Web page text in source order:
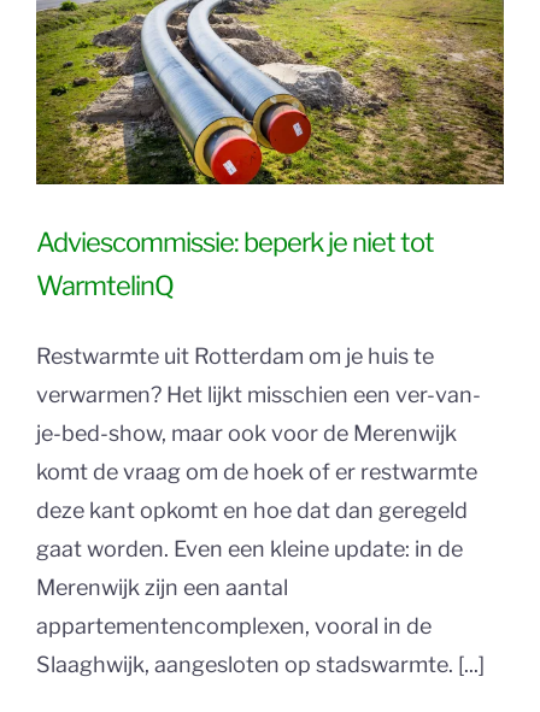
Adviescommissie: beperk je niet tot
WarmtelinQ
Restwarmte uit Rotterdam om je huis te
verwarmen? Het lijkt misschien een ver-van-
je-bed-show, maar ook voor de Merenwijk
komt de vraag om de hoek of er restwarmte
deze kant opkomt en hoe dat dan geregeld
gaat worden. Even een kleine update: in de
Merenwijk zijn een aantal
appartementencomplexen, vooral in de
Slaaghwijk, aangesloten op stadswarmte. [...]